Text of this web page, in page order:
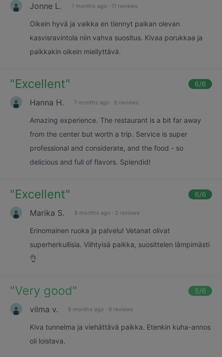
Jonne L. 7 months ago · 11 reviews
Oikein hyvä ja vaikka en tiennyt paikan olevan
kasvisravintola niin vahva suositus. Kivaa porukkaa ja
paikkakin oikein miellyttävä.
"Excellent" 6/6
Hanna H. 7 months ago · 6 reviews
Amazing experience. The restaurant is a bit far away
from the center but worth a trip. Service is super
professional and considerate, and the food - so
delicious and full of flavors. Splendid!
"Excellent" 6/6
Marika S. 8 months ago · 2 reviews
Erinomainen ruoka ja palvelu! Vetanat olivat
superherkullisia. Viihtyisä paikka, suosittelen lämpimästi
👌
"Very good" 5/6
vilma v. 8 months ago · 6 reviews
Kiva tunnelma ja viehättävä paikka. Etenkin kuha-annos
oli loistava.